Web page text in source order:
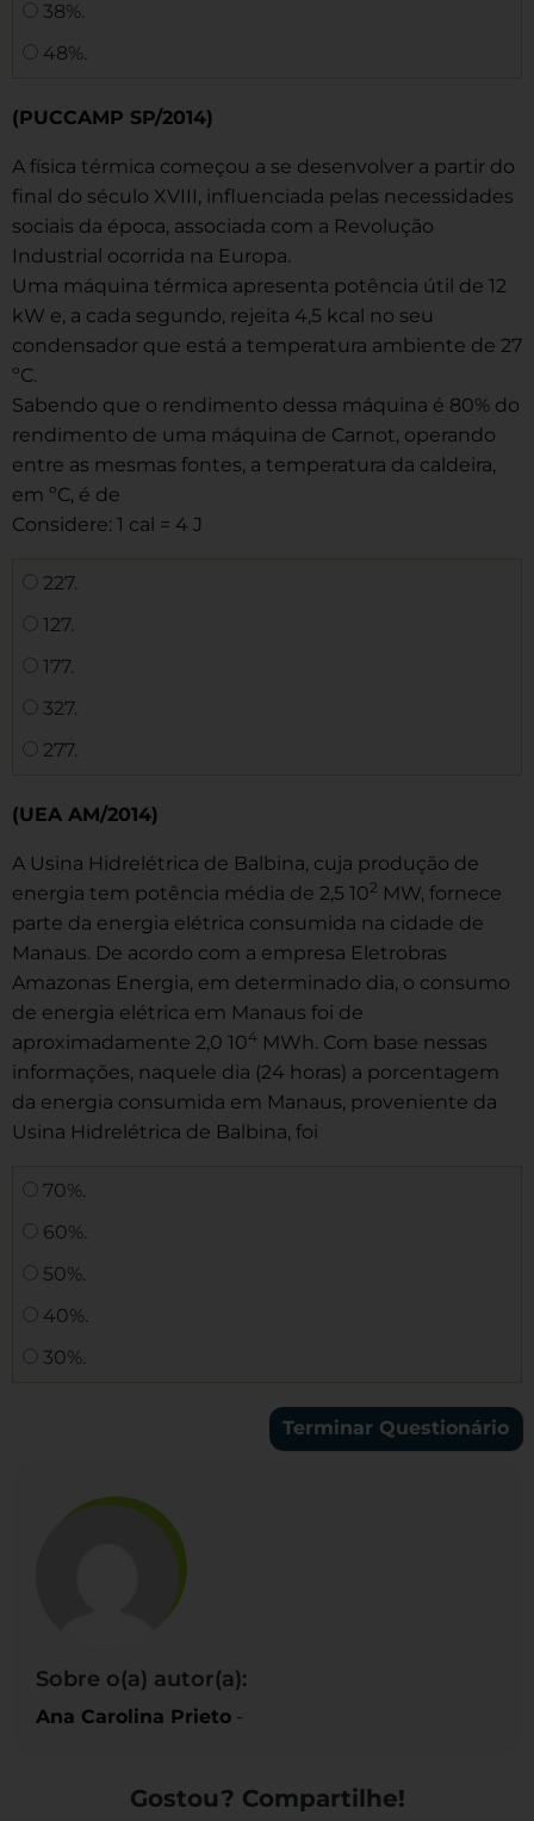
38%.
48%.
(PUCCAMP SP/2014)
A física térmica começou a se desenvolver a partir do
final do século XVIII, influenciada pelas necessidades
sociais da época, associada com a Revolução
Industrial ocorrida na Europa.
Uma máquina térmica apresenta potência útil de 12
kW e, a cada segundo, rejeita 4,5 kcal no seu
condensador que está a temperatura ambiente de 27
ºC.
Sabendo que o rendimento dessa máquina é 80% do
rendimento de uma máquina de Carnot, operando
entre as mesmas fontes, a temperatura da caldeira,
em ºC, é de
Considere: 1 cal = 4 J
227.
127.
177.
327.
277.
(UEA AM/2014)
A Usina Hidrelétrica de Balbina, cuja produção de
energia tem potência média de 2,5 102 MW, fornece
parte da energia elétrica consumida na cidade de
Manaus. De acordo com a empresa Eletrobras
Amazonas Energia, em determinado dia, o consumo
de energia elétrica em Manaus foi de
aproximadamente 2,0 104 MWh. Com base nessas
informações, naquele dia (24 horas) a porcentagem
da energia consumida em Manaus, proveniente da
Usina Hidrelétrica de Balbina, foi
70%.
60%.
50%.
40%.
30%.
Sobre o(a) autor(a):
Ana Carolina Prieto -
Gostou? Compartilhe!